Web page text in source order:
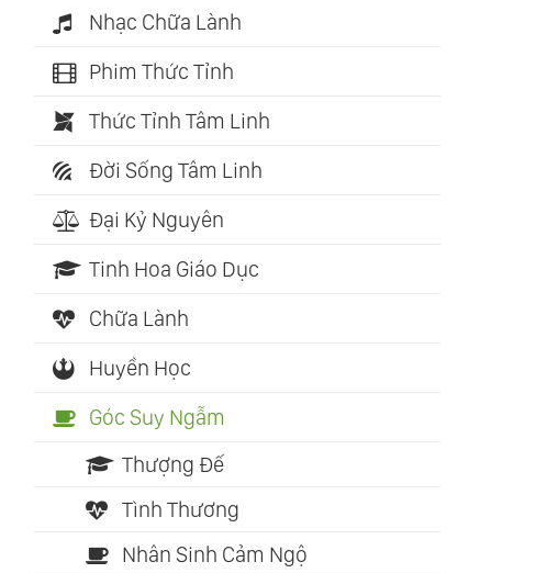
Nhạc Chữa Lành
Phim Thức Tỉnh
Thức Tỉnh Tâm Linh
Đời Sống Tâm Linh
Đại Kỷ Nguyên
Tinh Hoa Giáo Dục
Chữa Lành
Huyền Học
Góc Suy Ngẫm
Thượng Đế
Tình Thương
Nhân Sinh Cảm Ngộ